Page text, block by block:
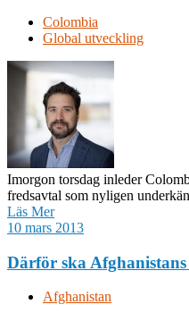
Colombia
Global utveckling
Imorgon torsdag inleder
fredsavtal som nyligen
Läs Mer
10 mars 2013
Därför ska
Afghanistan